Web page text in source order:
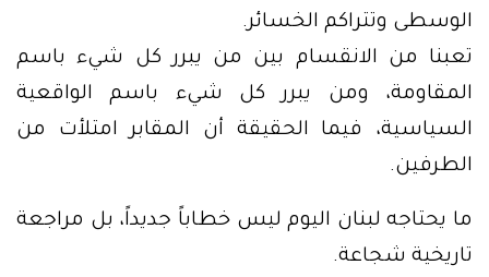
الوسطى وتتراكم الخسائر.
تعبنا من الانقسام بين من يبرر كل شيء باسم
المقاومة، ومن يبرر كل شيء باسم الواقعية
السياسية، فيما الحقيقة أن المقابر امتلأت من
الطرفين.
ما يحتاجه لبنان اليوم ليس خطاباً جديداً، بل مراجعة
تاريخية شجاعة.